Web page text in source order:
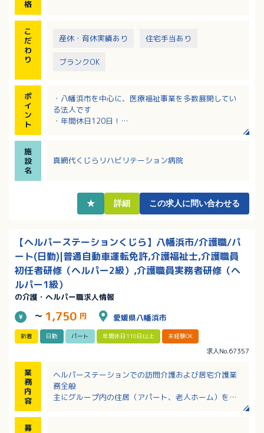
格
こ
だ
わ
り
産休・育休実績あり 住宅手当あり
ブランクOK
ポ
イ
ン
ト
・八幡浜市を中心に、医療福祉事業を多数展開してい
る法人です
・年間休日120日！
・住宅手当、家族手当、保育加算など各種手当充実！
施
設
名
真網代くじらリハビリテーション病院
★ 詳細 この求人に問い合わせる
【ヘルパーステーションくじら】八幡浜市/介護職/パ
ート(日勤)|普通自動車運転免許,介護福祉士,介護職員
初任者研修（ヘルパー2級）,介護職員実務者研修（ヘ
ルパー1級）
の介護・ヘルパー職求人情報
～ 1,750 円 愛媛県八幡浜市
新着 日勤 パート 年間休日110日以上 未経験OK
求人No.67357
業
務
内
容
ヘルパーステーションでの訪問介護および居宅介護業
務全般
主にグループ内の住居（アパート、老人ホーム）を訪
募